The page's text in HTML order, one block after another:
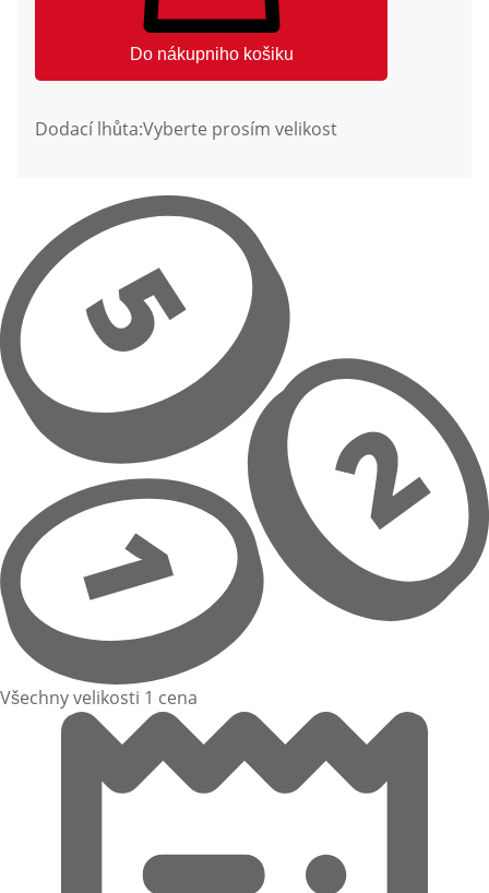
Do nákupniho košiku
Dodací lhůta:Vyberte prosím velikost
Všechny velikosti 1 cena